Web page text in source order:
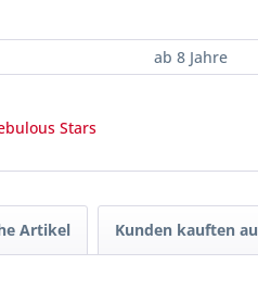
ab 8 Jahre
Stars
Artikel Kunden kauften